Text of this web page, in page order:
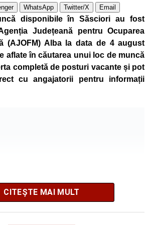
printre cei mai mari consumatori de
din România. O parte din necesarul
prin producția proprie de energie,
panourilor fotovoltaice și al unităților
afirmă că vor continua
și operatorii din domeniul
contribui la depășirea perioadei dificile
Sebeș
WhatsApp Twitter/X Email
disponibile în Săsciori au fost
Județeană pentru Ocuparea
(AJOFM) Alba la data de 4 august
aflate în căutarea unui loc de muncă
completă de posturi vacante și pot
cu angajatorii pentru informații
CITEȘTE MAI MULT